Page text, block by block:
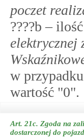
poczet
????b –
elektrycznej
w
wartość "0".
Art. 21c. Zgoda na
dostarczonej do